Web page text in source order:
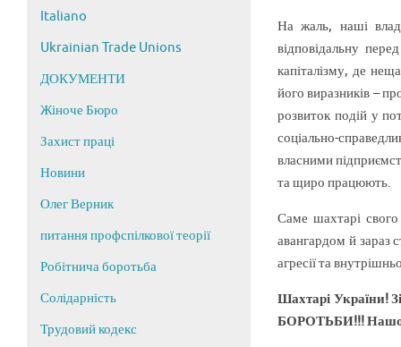
На жаль, наші
відповідальну
капіталізму, де
його виразників –
розвиток подій у
соціально-
власними
та щиро працюють.
Саме шахтарі
авангардом й зараз
агресії та
Шахтарі України!
БОРОТЬБИ!!!
Italiano
Ukrainian Trade Unions
ДОКУМЕНТИ
Жіноче Бюро
Захист праці
Новини
Олег Верник
питання профспілкової теорії
Робітнича боротьба
Солідарність
Трудовий кодекс